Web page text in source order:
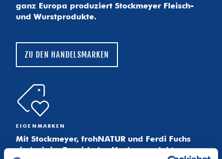
ganz Europa produziert Stockmeyer Fleisch-
und Wurstprodukte.
ZU DEN HANDELSMARKEN
EIGENMARKEN
Mit Stockmeyer, frohNATUR und Ferdi Fuchs
sind wir im Bereich der Markenprodukte